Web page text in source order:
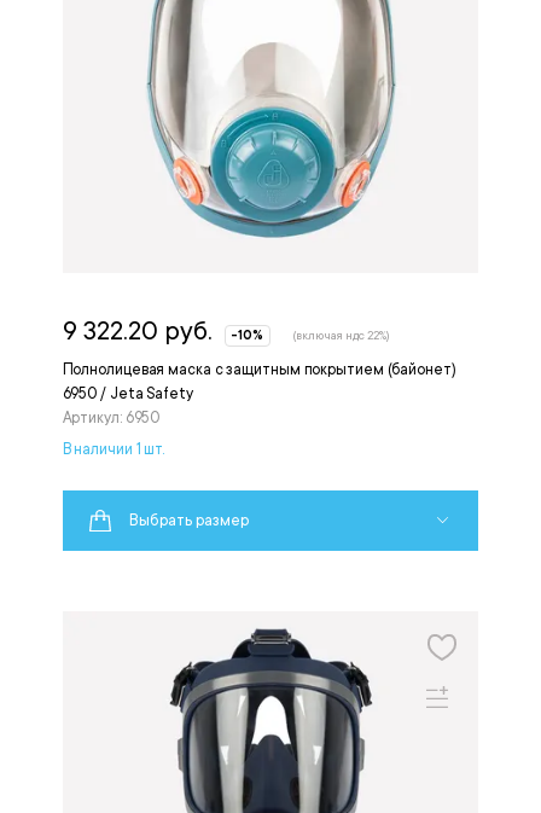
Полнолицевая маска с защитным покрытием (байонет)
6950 / Jeta Safety
Артикул: 6950
9 322.20 руб. -10% (включая ндс 22%)
В наличии 1 шт.
Выбрать размер